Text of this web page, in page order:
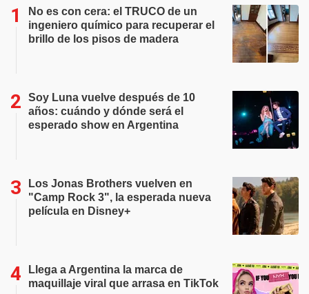
No es con cera: el TRUCO de un
ingeniero químico para recuperar el
brillo de los pisos de madera
Soy Luna vuelve después de 10
años: cuándo y dónde será el
esperado show en Argentina
Los Jonas Brothers vuelven en
"Camp Rock 3", la esperada nueva
película en Disney+
Llega a Argentina la marca de
maquillaje viral que arrasa en TikTok